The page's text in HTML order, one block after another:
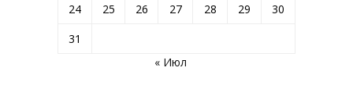
24
25 26 27 28 29
30
31
« Июл